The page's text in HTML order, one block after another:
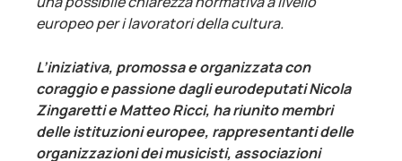
europeo per i lavoratori della cultura.
L’iniziativa, promossa e organizzata con
coraggio e passione dagli eurodeputati Nicola
Zingaretti e Matteo Ricci, ha riunito membri
delle istituzioni europee, rappresentanti delle
organizzazioni dei musicisti, associazioni